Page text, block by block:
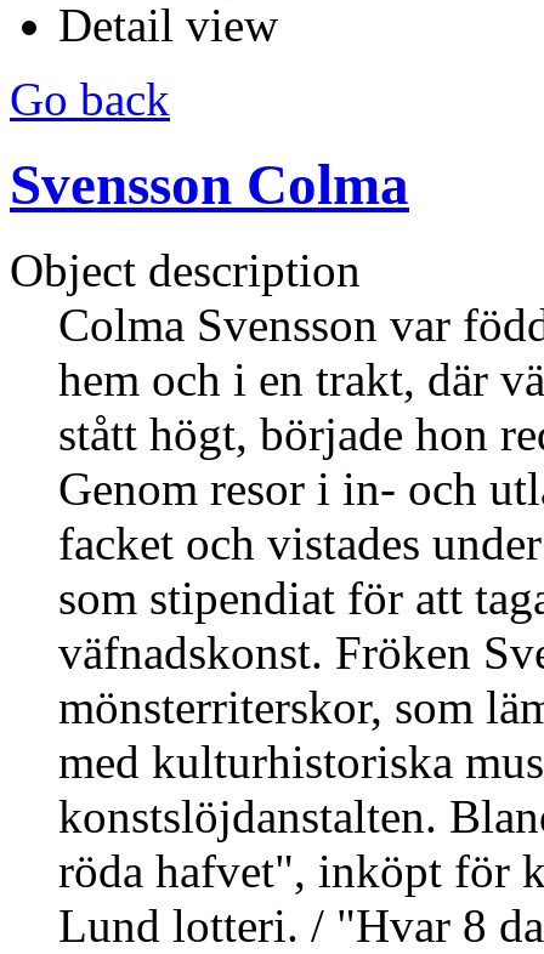
Detail view
Go back
Svensson Colma
Object description
Colma Svensson var
hem och i en trakt, där
stått högt, började hon
Genom resor i in- och
facket och vistades
som stipendiat för att
väfnadskonst. Fröken
mönsterriterskor, som
med kulturhistoriska
konstslöjdanstalten.
röda hafvet", inköpt för
Lund lotteri. / "Hvar 8